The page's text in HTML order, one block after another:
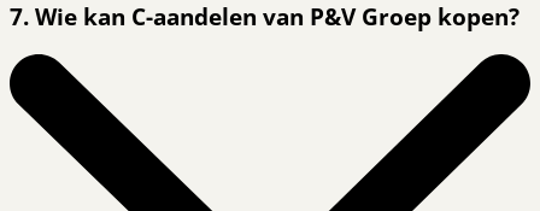
7. Wie kan C-aandelen van P&V Groep kopen?